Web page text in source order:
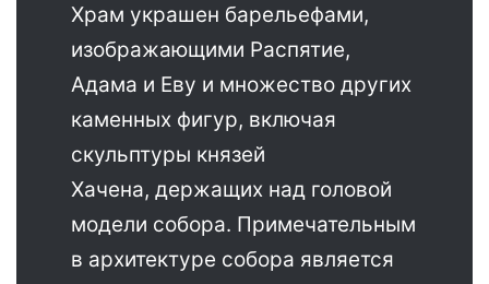
Храм украшен барельефами,
изображающими Распятие,
Адама и Еву и множество других
каменных фигур, включая
скульптуры князей
Хачена, держащих над головой
модели собора. Примечательным
в архитектуре собора является